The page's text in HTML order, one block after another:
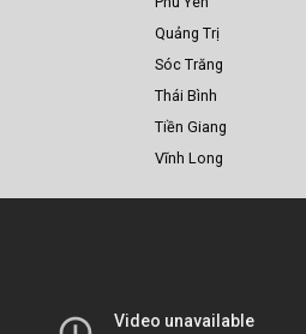
Quảng Trị
Sóc Trăng
Thái Bình
Tiền Giang
Vĩnh Long